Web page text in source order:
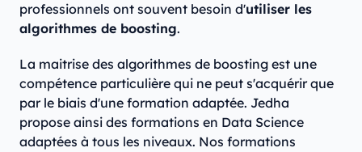
professionnels ont souvent besoin d'utiliser les
algorithmes de boosting.
La maitrise des algorithmes de boosting est une
compétence particulière qui ne peut s'acquérir que
par le biais d'une formation adaptée. Jedha
propose ainsi des formations en Data Science
adaptées à tous les niveaux. Nos formations